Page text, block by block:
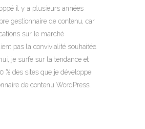
il y a plusieurs années
gestionnaire de contenu, car
sur le marché
pas la convivialité souhaitée.
je surfe sur la tendance et
% des sites que je développe
de contenu WordPress.